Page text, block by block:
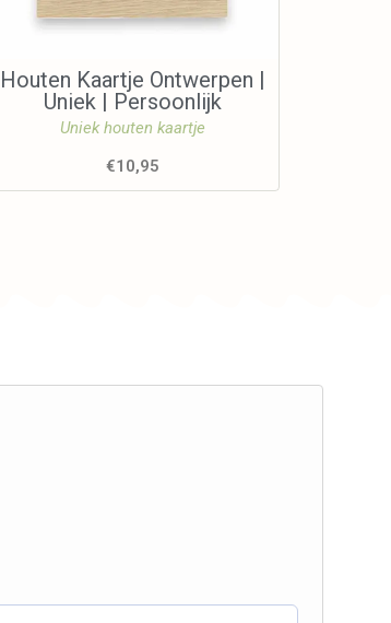
Houten Kaartje Ontwerpen |
Uniek | Persoonlijk
Uniek houten kaartje
€10,95